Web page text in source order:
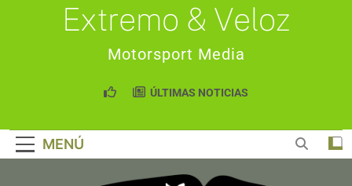
Extremo & Veloz
Motorsport Media
ÚLTIMAS NOTICIAS
MENÚ